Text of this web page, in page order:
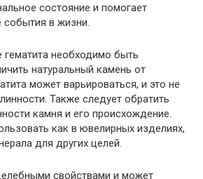
состояние и помогает
в жизни.
гематита необходимо быть
натуральный камень от
может варьироваться, и это не
Также следует обратить
камня и его происхождение.
как в ювелирных изделиях,
для других целей.
свойствами и может